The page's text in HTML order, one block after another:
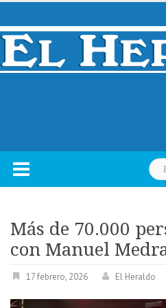
Skip
content
Más de 70.000
con Manuel
17 febrero, 2026 El Heraldo